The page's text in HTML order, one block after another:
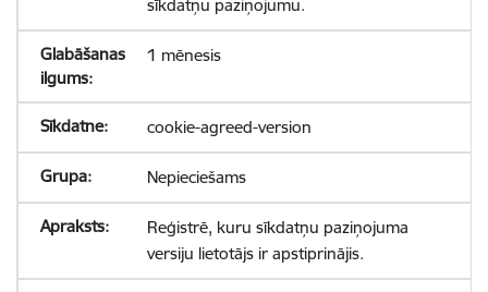
sīkdatņu paziņojumu.
1 mēnesis
cookie-agreed-version
Nepieciešams
Reģistrē, kuru sīkdatņu paziņojuma
versiju lietotājs ir apstiprinājis.